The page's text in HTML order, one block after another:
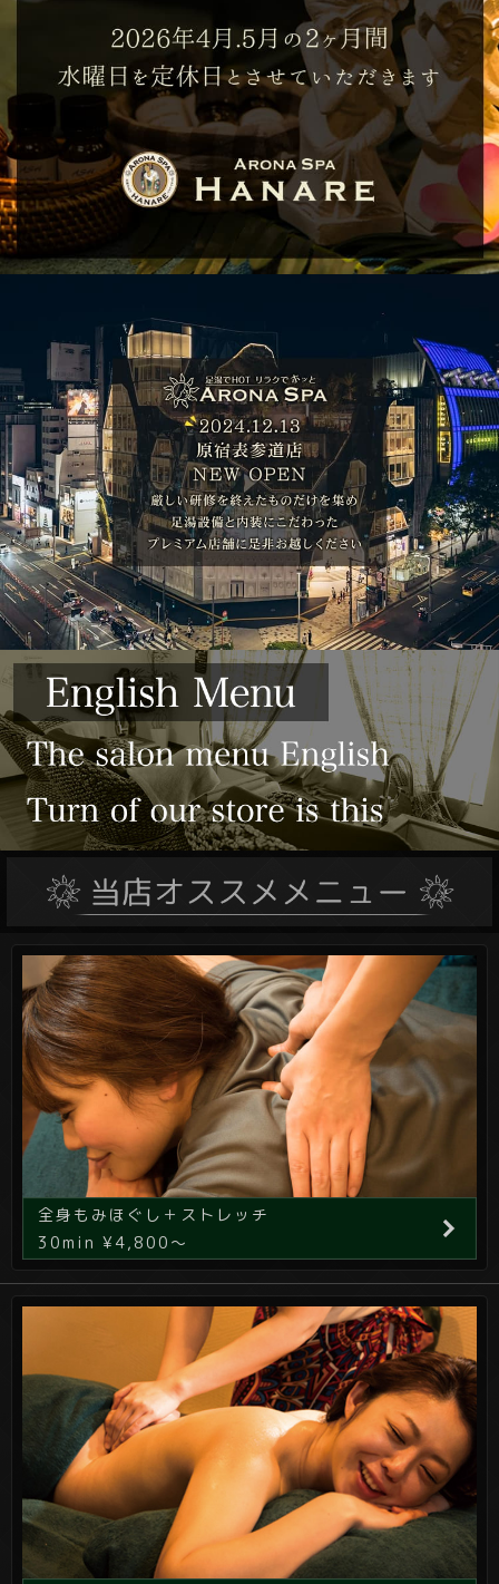
全身もみほぐし＋ストレッチ
30min ¥4,800～